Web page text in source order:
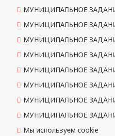
МУНИЦИПАЛЬНОЕ
МУНИЦИПАЛЬНОЕ
МУНИЦИПАЛЬНОЕ
МУНИЦИПАЛЬНОЕ
МУНИЦИПАЛЬНОЕ
МУНИЦИПАЛЬНОЕ
МУНИЦИПАЛЬНОЕ
МУНИЦИПАЛЬНОЕ
Мы используем cookie